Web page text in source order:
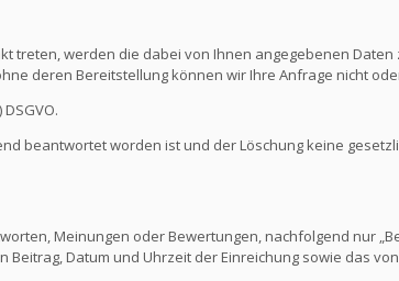
treten, werden die dabei von Ihnen angegebenen
deren Bereitstellung können wir Ihre Anfrage nicht
beantwortet worden ist und der Löschung keine
Meinungen oder Bewertungen, nachfolgend nur
Datum und Uhrzeit der Einreichung sowie das